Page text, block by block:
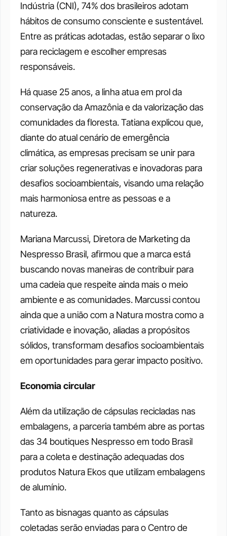
Indústria (CNI), 74% dos brasileiros adotam
hábitos de consumo consciente e sustentável.
Entre as práticas adotadas, estão separar o lixo
para reciclagem e escolher empresas
responsáveis.
Há quase 25 anos, a linha atua em prol da
conservação da Amazônia e da valorização das
comunidades da floresta. Tatiana explicou que,
diante do atual cenário de emergência
climática, as empresas precisam se unir para
criar soluções regenerativas e inovadoras para
desafios socioambientais, visando uma relação
mais harmoniosa entre as pessoas e a
natureza.
Mariana Marcussi, Diretora de Marketing da
Nespresso Brasil, afirmou que a marca está
buscando novas maneiras de contribuir para
uma cadeia que respeite ainda mais o meio
ambiente e as comunidades. Marcussi contou
ainda que a união com a Natura mostra como a
criatividade e inovação, aliadas a propósitos
sólidos, transformam desafios socioambientais
em oportunidades para gerar impacto positivo.
Economia circular
Além da utilização de cápsulas recicladas nas
embalagens, a parceria também abre as portas
das 34 boutiques Nespresso em todo Brasil
para a coleta e destinação adequadas dos
produtos Natura Ekos que utilizam embalagens
de alumínio.
Tanto as bisnagas quanto as cápsulas
coletadas serão enviadas para o Centro de